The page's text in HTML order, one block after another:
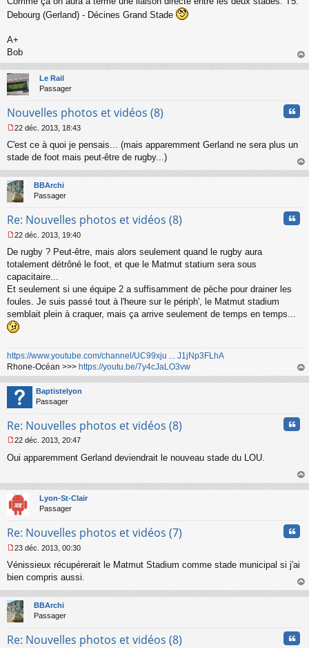
e
s
g
e
n
o
n
l
Debourg (Gerland) - Décines Grand Stade
A+
Bob
au
Le Rail
Passager
Nouvelles photos et vidéos (8)
e
s
a
g
e
o
l
u
22 déc. 2013, 18:43
C'est ce à quoi je pensais... (mais apparemment Gerland ne sera plus un
stade de foot mais peut-être de rugby...)
au
BBArchi
Passager
Re: Nouvelles photos et vidéos (8)
e
s
s
a
g
e
n
o
n
u
22 déc. 2013, 19:40
De rugby ? Peut-être, mais alors seulement quand le rugby aura
totalement détrôné le foot, et que le Matmut statium sera sous
capacitaire...
Et seulement si une équipe 2 a suffisamment de pèche pour drainer les
foules. Je suis passé tout à l'heure sur le périph', le Matmut stadium
semblait plein à craquer, mais ça arrive seulement de temps en temps...
https://www.youtube.com/channel/UC99xju ... J1jNp3FLhA
Rhone-Océan >>> https://youtu.be/7y4cJaLO3vw
au
Baptistelyon
Passager
Re: Nouvelles photos et vidéos (8)
e
a
g
e
o
l
u
22 déc. 2013, 20:47
Oui apparemment Gerland deviendrait le nouveau stade du LOU.
au
Lyon-St-Clair
Passager
Re: Nouvelles photos et vidéos (7)
e
s
a
g
e
o
23 déc. 2013, 00:30
Vénissieux récupérerait le Matmut Stadium comme stade municipal si j'ai
bien compris aussi.
au
BBArchi
Passager
Re: Nouvelles photos et vidéos (8)